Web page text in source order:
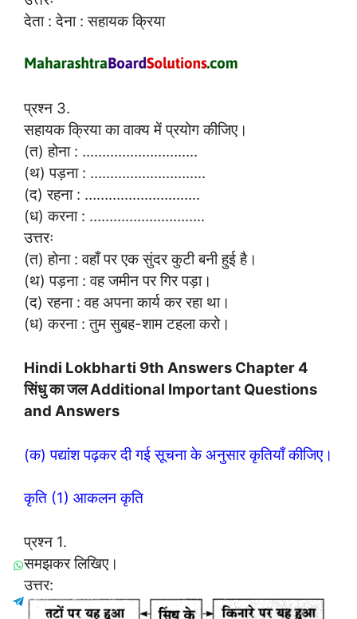
देता : देना : सहायक क्रिया
प्रश्न 3.
सहायक क्रिया का वाक्य में प्रयोग कीजिए।
(त) होना : ………………………..
(थ) पड़ना : ………………………..
(द) रहना : ………………………..
(ध) करना : ………………………..
उत्तरः
(त) होना : वहाँ पर एक सुंदर कुटी बनी हुई है।
(थ) पड़ना : वह जमीन पर गिर पड़ा।
(द) रहना : वह अपना कार्य कर रहा था।
(ध) करना : तुम सुबह-शाम टहला करो।
Hindi Lokbharti 9th Answers Chapter 4
सिंधु का जल Additional Important Questions
and Answers
(क) पद्यांश पढ़कर दी गई सूचना के अनुसार कृतियाँ कीजिए।
कृति (1) आकलन कृति
प्रश्न 1.
समझकर लिखिए।
उत्तर: